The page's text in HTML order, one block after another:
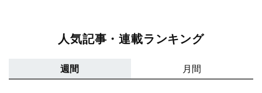
人気記事・連載ランキング
週間 月間